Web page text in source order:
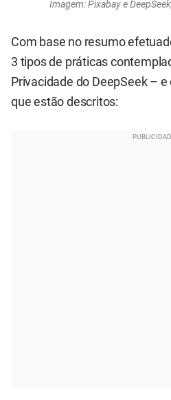
Imagem: Pixabay e
Com base no resumo
3 tipos de práticas
Privacidade do DeepSeek –
que estão descritos: